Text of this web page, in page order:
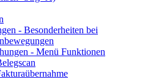
- Besonderheiten bei
- Menü Funktionen